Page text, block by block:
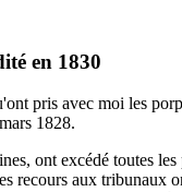
en 1830
pris avec moi les
1828.
ont excédé toutes
recours aux tribunaux